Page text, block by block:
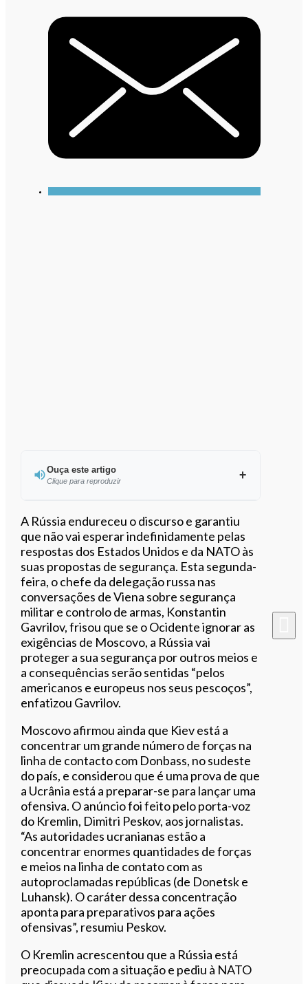
Ouça este artigo
Clique para reproduzir
Ouvir este artigo
A Rússia endureceu o discurso e garantiu
que não vai esperar indefinidamente pelas
respostas dos Estados Unidos e da NATO às
suas propostas de segurança. Esta segunda-
feira, o chefe da delegação russa nas
conversações de Viena sobre segurança
militar e controlo de armas, Konstantin
Gavrilov, frisou que se o Ocidente ignorar as
exigências de Moscovo, a Rússia vai
proteger a sua segurança por outros meios e
a consequências serão sentidas “pelos
americanos e europeus nos seus pescoços”,
enfatizou Gavrilov.
Moscovo afirmou ainda que Kiev está a
concentrar um grande número de forças na
linha de contacto com Donbass, no sudeste
do país, e considerou que é uma prova de que
a Ucrânia está a preparar-se para lançar uma
ofensiva. O anúncio foi feito pelo porta-voz
do Kremlin, Dimitri Peskov, aos jornalistas.
“As autoridades ucranianas estão a
concentrar enormes quantidades de forças
e meios na linha de contato com as
autoproclamadas repúblicas (de Donetsk e
Luhansk). O caráter dessa concentração
aponta para preparativos para ações
ofensivas”, resumiu Peskov.
O Kremlin acrescentou que a Rússia está
preocupada com a situação e pediu à NATO